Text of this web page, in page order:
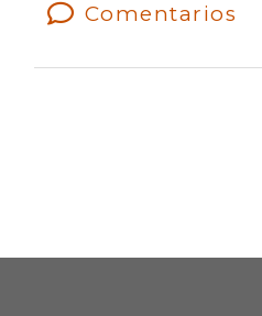
Comentarios